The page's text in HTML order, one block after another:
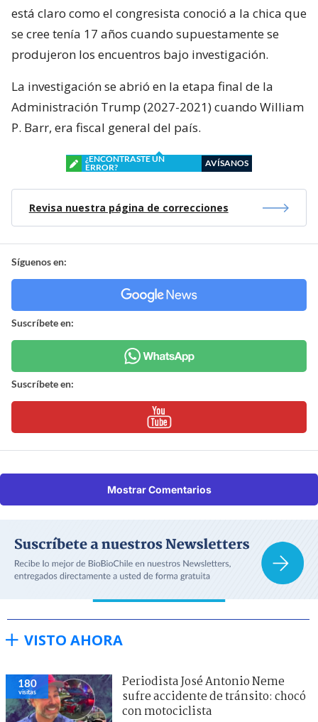
está claro como el congresista conoció a la chica que
se cree tenía 17 años cuando supuestamente se
produjeron los encuentros bajo investigación.
La investigación se abrió en la etapa final de la
Administración Trump (2027-2021) cuando William
P. Barr, era fiscal general del país.
¿ENCONTRASTE UN
ERROR?
AVÍSANOS
Revisa nuestra página de correcciones
Síguenos en:
Suscríbete en:
Suscríbete en:
Mostrar Comentarios
VISTO AHORA
180
visitas
Periodista José Antonio Neme
sufre accidente de tránsito: chocó
con motociclista